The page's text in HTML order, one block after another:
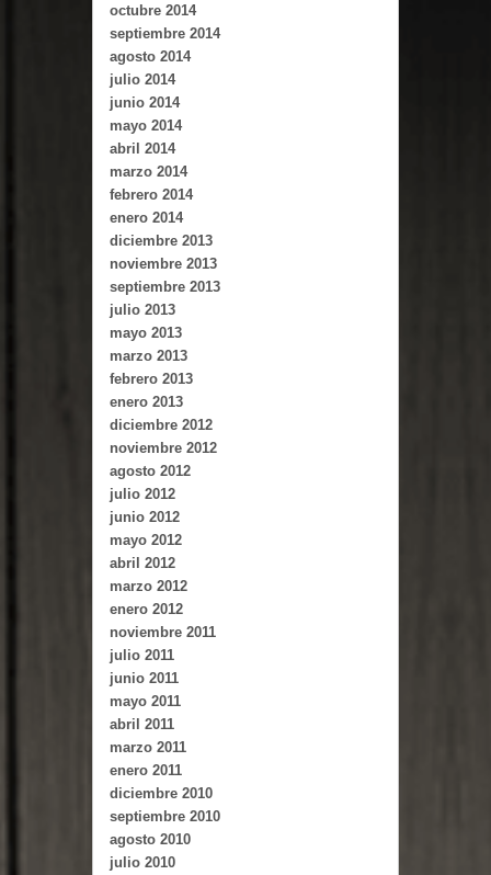
octubre 2014
septiembre 2014
agosto 2014
julio 2014
junio 2014
mayo 2014
abril 2014
marzo 2014
febrero 2014
enero 2014
diciembre 2013
noviembre 2013
septiembre 2013
julio 2013
mayo 2013
marzo 2013
febrero 2013
enero 2013
diciembre 2012
noviembre 2012
agosto 2012
julio 2012
junio 2012
mayo 2012
abril 2012
marzo 2012
enero 2012
noviembre 2011
julio 2011
junio 2011
mayo 2011
abril 2011
marzo 2011
enero 2011
diciembre 2010
septiembre 2010
agosto 2010
julio 2010